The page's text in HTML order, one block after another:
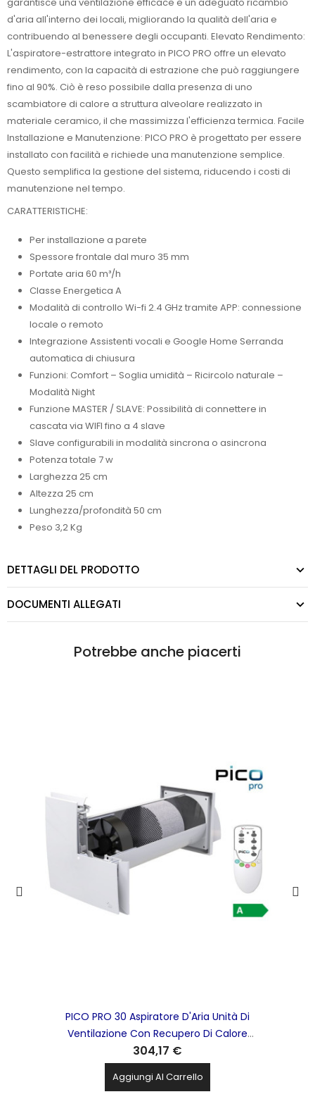
d'aria all'interno dei locali, migliorando la qualità dell'aria e
contribuendo al benessere degli occupanti. Elevato Rendimento:
L'aspiratore-estrattore integrato in PICO PRO offre un elevato
rendimento, con la capacità di estrazione che può raggiungere
fino al 90%. Ciò è reso possibile dalla presenza di uno
scambiatore di calore a struttura alveolare realizzato in
materiale ceramico, il che massimizza l'efficienza termica. Facile
Installazione e Manutenzione: PICO PRO è progettato per essere
installato con facilità e richiede una manutenzione semplice.
Questo semplifica la gestione del sistema, riducendo i costi di
manutenzione nel tempo.
CARATTERISTICHE:
Per installazione a parete
Spessore frontale dal muro 35 mm
Portate aria 60 m³/h
Classe Energetica A
Modalità di controllo Wi-fi 2.4 GHz tramite APP: connessione
locale o remoto
Integrazione Assistenti vocali e Google Home Serranda
automatica di chiusura
Funzioni: Comfort – Soglia umidità – Ricircolo naturale –
Modalità Night
Funzione MASTER / SLAVE: Possibilità di connettere in
cascata via WIFI fino a 4 slave
Slave configurabili in modalità sincrona o asincrona
Potenza totale 7 w
Larghezza 25 cm
Altezza 25 cm
Lunghezza/profondità 50 cm
Peso 3,2 Kg
DETTAGLI DEL PRODOTTO
DOCUMENTI ALLEGATI
Potrebbe anche piacerti
PICO PRO 30 Aspiratore D'Aria Unità Di
Ventilazione Con Recupero Di Calore
TECNOSYSTEMI - ACD100056
304,17 €
Aggiungi Al Carrello